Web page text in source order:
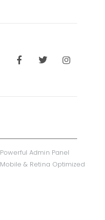
Powerful Admin Panel
Mobile & Retina Optimized